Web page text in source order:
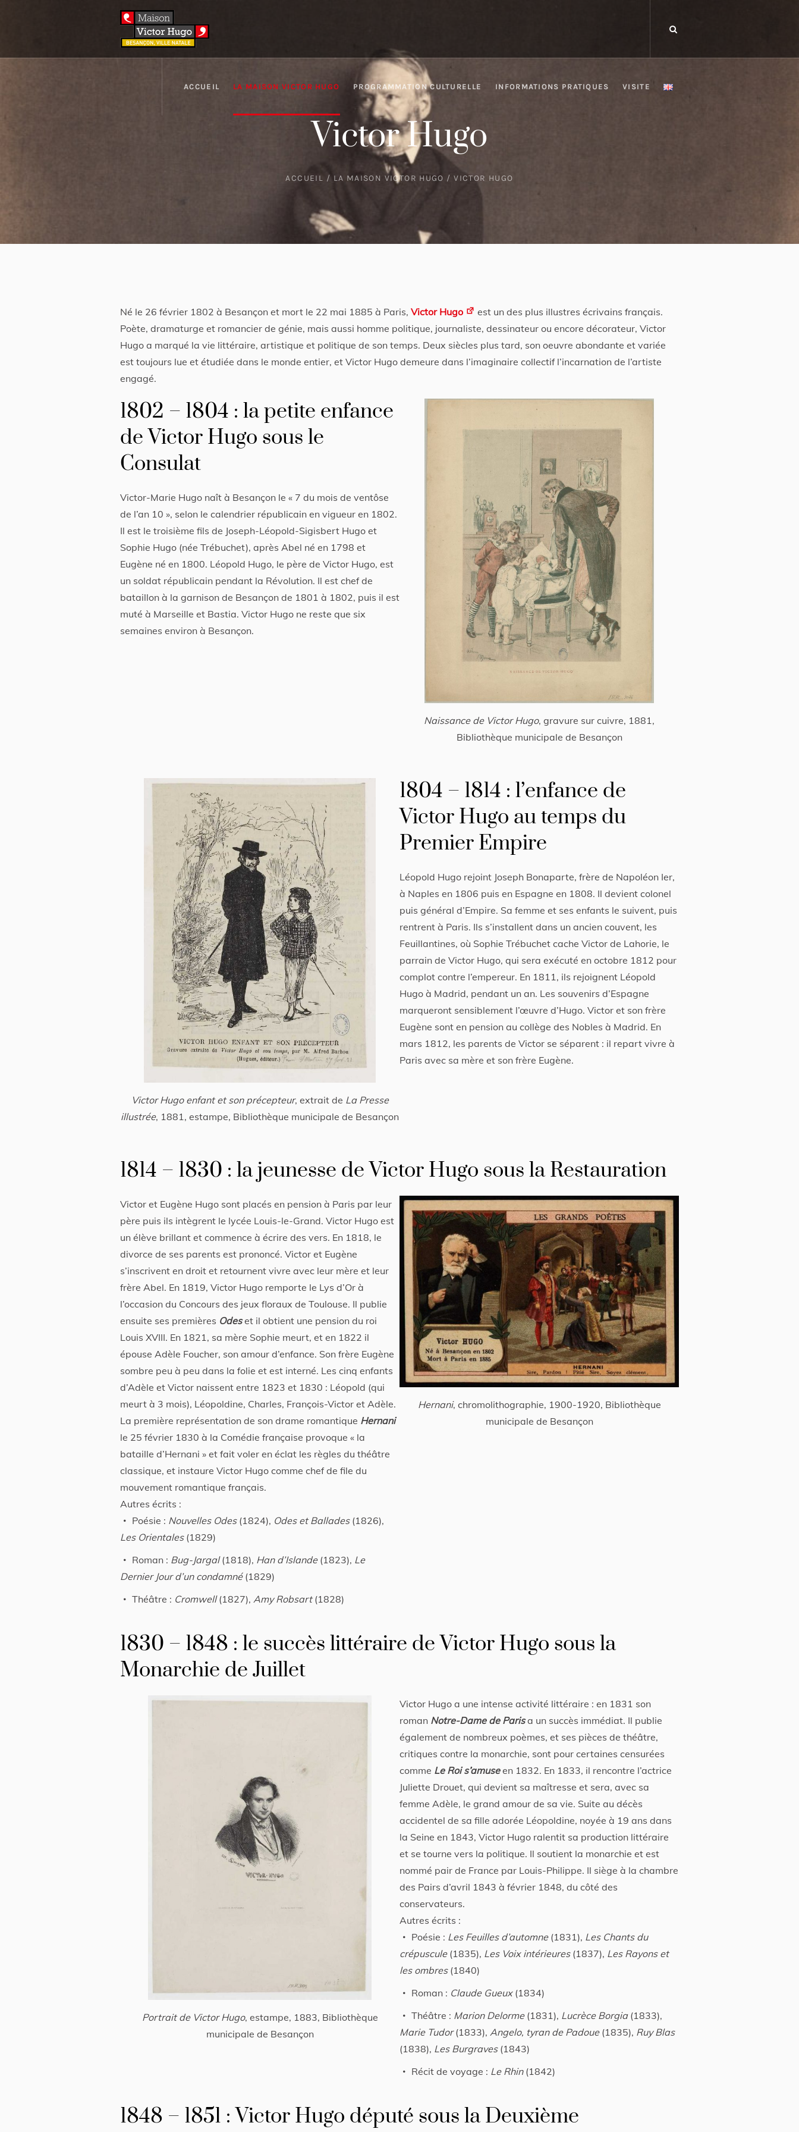
ACCUEIL LA MAISON VICTOR HUGO PROGRAMMATION CULTURELLE INFORMATIONS PRATIQUES VISITE
Victor Hugo
ACCUEIL / LA MAISON VICTOR HUGO / VICTOR HUGO
Né le 26 février 1802 à Besançon et mort le 22 mai 1885 à Paris, Victor Hugo
est un des plus illustres écrivains français.
Poète, dramaturge et romancier de génie, mais aussi homme politique, journaliste, dessinateur ou encore décorateur, Victor
Hugo a marqué la vie littéraire, artistique et politique de son temps. Deux siècles plus tard, son oeuvre abondante et variée
est toujours lue et étudiée dans le monde entier, et Victor Hugo demeure dans l’imaginaire collectif l’incarnation de l’artiste
engagé.
1802 – 1804 : la petite enfance
de Victor Hugo sous le
Consulat
Victor-Marie Hugo naît à Besançon le « 7 du mois de ventôse
de l’an 10 », selon le calendrier républicain en vigueur en 1802.
Il est le troisième fils de Joseph-Léopold-Sigisbert Hugo et
Sophie Hugo (née Trébuchet), après Abel né en 1798 et
Eugène né en 1800. Léopold Hugo, le père de Victor Hugo, est
un soldat républicain pendant la Révolution. Il est chef de
bataillon à la garnison de Besançon de 1801 à 1802, puis il est
muté à Marseille et Bastia. Victor Hugo ne reste que six
semaines environ à Besançon.
Naissance de Victor Hugo, gravure sur cuivre, 1881,
Bibliothèque municipale de Besançon
Victor Hugo enfant et son précepteur, extrait de La Presse
illustrée, 1881, estampe, Bibliothèque municipale de Besançon
1804 – 1814 : l’enfance de
Victor Hugo au temps du
Premier Empire
Léopold Hugo rejoint Joseph Bonaparte, frère de Napoléon Ier,
à Naples en 1806 puis en Espagne en 1808. Il devient colonel
puis général d’Empire. Sa femme et ses enfants le suivent, puis
rentrent à Paris. Ils s’installent dans un ancien couvent, les
Feuillantines, où Sophie Trébuchet cache Victor de Lahorie, le
parrain de Victor Hugo, qui sera exécuté en octobre 1812 pour
complot contre l’empereur. En 1811, ils rejoignent Léopold
Hugo à Madrid, pendant un an. Les souvenirs d’Espagne
marqueront sensiblement l’œuvre d’Hugo. Victor et son frère
Eugène sont en pension au collège des Nobles à Madrid. En
mars 1812, les parents de Victor se séparent : il repart vivre à
Paris avec sa mère et son frère Eugène.
1814 – 1830 : la jeunesse de Victor Hugo sous la Restauration
Victor et Eugène Hugo sont placés en pension à Paris par leur
père puis ils intègrent le lycée Louis-le-Grand. Victor Hugo est
un élève brillant et commence à écrire des vers. En 1818, le
divorce de ses parents est prononcé. Victor et Eugène
s’inscrivent en droit et retournent vivre avec leur mère et leur
frère Abel. En 1819, Victor Hugo remporte le Lys d’Or à
l’occasion du Concours des jeux floraux de Toulouse. Il publie
ensuite ses premières Odeset il obtient une pension du roi
Louis XVIII. En 1821, sa mère Sophie meurt, et en 1822 il
épouse Adèle Foucher, son amour d’enfance. Son frère Eugène
sombre peu à peu dans la folie et est interné. Les cinq enfants
d’Adèle et Victor naissent entre 1823 et 1830 : Léopold (qui
meurt à 3 mois), Léopoldine, Charles, François-Victor et Adèle.
La première représentation de son drame romantique Hernani
le 25 février 1830 à la Comédie française provoque « la
bataille d’Hernani » et fait voler en éclat les règles du théâtre
classique, et instaure Victor Hugo comme chef de file du
mouvement romantique français.
Autres écrits :
Poésie : Nouvelles Odes(1824), Odes et Ballades(1826),
Les Orientales(1829)
Roman : Bug-Jargal(1818), Han d’Islande(1823), Le
Dernier Jour d’un condamné(1829)
Théâtre : Cromwell(1827), Amy Robsart(1828)
Hernani, chromolithographie, 1900-1920, Bibliothèque
municipale de Besançon
1830 – 1848 : le succès littéraire de Victor Hugo sous la
Monarchie de Juillet
Portrait de Victor Hugo, estampe, 1883, Bibliothèque
municipale de Besançon
Victor Hugo a une intense activité littéraire : en 1831 son
roman Notre-Dame de Parisa un succès immédiat. Il publie
également de nombreux poèmes, et ses pièces de théâtre,
critiques contre la monarchie, sont pour certaines censurées
comme Le Roi s’amuseen 1832. En 1833, il rencontre l’actrice
Juliette Drouet, qui devient sa maîtresse et sera, avec sa
femme Adèle, le grand amour de sa vie. Suite au décès
accidentel de sa fille adorée Léopoldine, noyée à 19 ans dans
la Seine en 1843, Victor Hugo ralentit sa production littéraire
et se tourne vers la politique. Il soutient la monarchie et est
nommé pair de France par Louis-Philippe. Il siège à la chambre
des Pairs d’avril 1843 à février 1848, du côté des
conservateurs.
Autres écrits :
Poésie : Les Feuilles d’automne(1831), Les Chants du
crépuscule(1835), Les Voix intérieures(1837), Les Rayons et
les ombres(1840)
Roman : Claude Gueux(1834)
Théâtre : Marion Delorme(1831), Lucrèce Borgia(1833),
Marie Tudor(1833), Angelo, tyran de Padoue(1835), Ruy Blas
(1838), Les Burgraves(1843)
Récit de voyage : Le Rhin(1842)
1848 – 1851 : Victor Hugo député sous la Deuxième